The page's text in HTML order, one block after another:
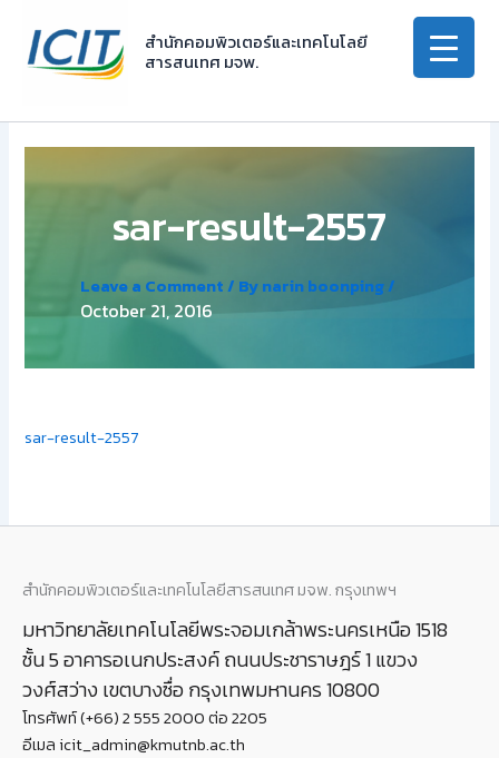
content
สำนักคอมพิวเตอร์และเทคโนโลยี
สารสนเทศ มจพ.
sar-result-2557
Leave a Comment / Bynarin boonping/
October 21, 2016
sar-result-2557
สำนักคอมพิวเตอร์และเทคโนโลยีสารสนเทศ มจพ. กรุงเทพฯ
มหาวิทยาลัยเทคโนโลยีพระจอมเกล้าพระนครเหนือ 1518
ชั้น 5 อาคารอเนกประสงค์ ถนนประชาราษฎร์ 1 แขวง
วงศ์สว่าง เขตบางซื่อ กรุงเทพมหานคร 10800
โทรศัพท์ (+66) 2 555 2000 ต่อ 2205
อีเมล icit_admin@kmutnb.ac.th